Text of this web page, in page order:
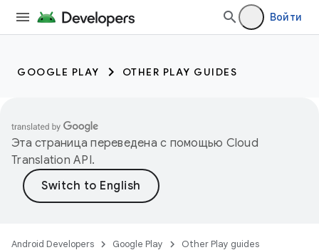
Войти
GOOGLE PLAY OTHER PLAY GUIDES
Эта страница переведена с помощью Cloud
Translation API.
Android Developers Google Play Other Play guides